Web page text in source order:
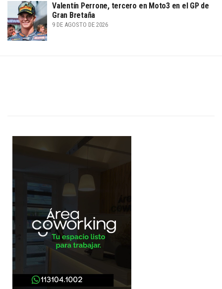
Valentín Perrone, tercero en Moto3 en el GP de
Gran Bretaña
9 DE AGOSTO DE 2026